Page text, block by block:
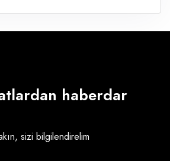
haberdar
sizi bilgilendirelim